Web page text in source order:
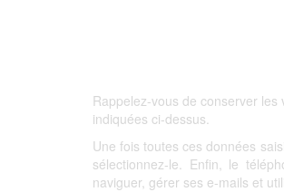
Rappelez-vous de conserver
indiquées ci-dessus.
Une fois toutes ces données
sélectionnez-le. Enfin, le
naviguer, gérer ses e-mails et